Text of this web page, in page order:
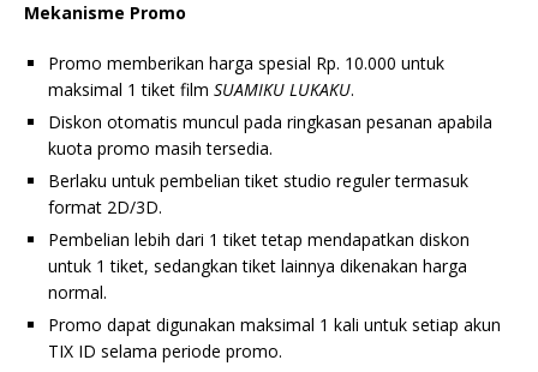
Mekanisme Promo
Promo memberikan harga spesial Rp. 10.000 untuk
maksimal 1 tiket film SUAMIKU LUKAKU.
Diskon otomatis muncul pada ringkasan pesanan apabila
kuota promo masih tersedia.
Berlaku untuk pembelian tiket studio reguler termasuk
format 2D/3D.
Pembelian lebih dari 1 tiket tetap mendapatkan diskon
untuk 1 tiket, sedangkan tiket lainnya dikenakan harga
normal.
Promo dapat digunakan maksimal 1 kali untuk setiap akun
TIX ID selama periode promo.